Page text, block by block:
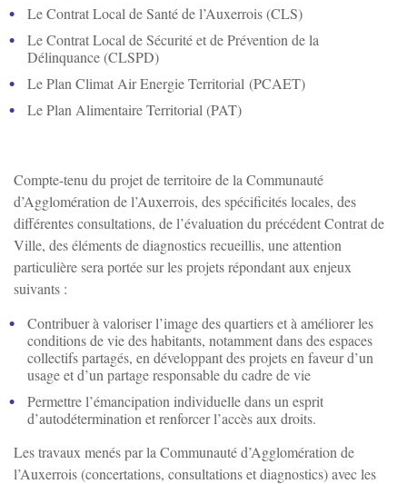
Le Contrat Local de Santé de l’Auxerrois (CLS)
Le Contrat Local de Sécurité et de Prévention de la
Délinquance (CLSPD)
Le Plan Climat Air Energie Territorial (PCAET)
Le Plan Alimentaire Territorial (PAT)
Compte-tenu du projet de territoire de la Communauté
d’Agglomération de l’Auxerrois, des spécificités locales, des
différentes consultations, de l’évaluation du précédent Contrat de
Ville, des éléments de diagnostics recueillis, une attention
particulière sera portée sur les projets répondant aux enjeux
suivants :
Contribuer à valoriser l’image des quartiers et à améliorer les
conditions de vie des habitants, notamment dans des espaces
collectifs partagés, en développant des projets en faveur d’un
usage et d’un partage responsable du cadre de vie
Permettre l’émancipation individuelle dans un esprit
d’autodétermination et renforcer l’accès aux droits.
Les travaux menés par la Communauté d’Agglomération de
l’Auxerrois (concertations, consultations et diagnostics) avec les